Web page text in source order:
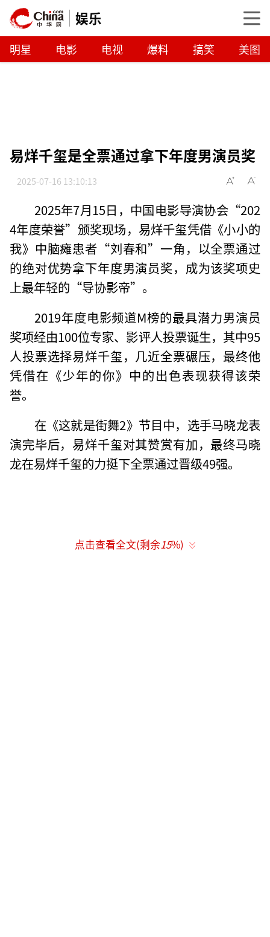
娱乐
明星 电影 电视 爆料 搞笑 美图
易烊千玺是全票通过拿下年度男演员奖
2025-07-16 13:10:13
2025年7月15日，中国电影导演协会“202
4年度荣誉”颁奖现场，易烊千玺凭借《小小的
我》中脑瘫患者“刘春和”一角，以全票通过
的绝对优势拿下年度男演员奖，成为该奖项史
上最年轻的“导协影帝”。
2019年度电影频道M榜的最具潜力男演员
奖项经由100位专家、影评人投票诞生，其中95
人投票选择易烊千玺，几近全票碾压，最终他
凭借在《少年的你》中的出色表现获得该荣
誉。
在《这就是街舞2》节目中，选手马晓龙表
演完毕后，易烊千玺对其赞赏有加，最终马晓
龙在易烊千玺的力挺下全票通过晋级49强。
点击查看全文(剩余15%)